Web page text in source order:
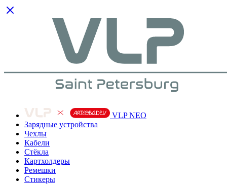
VLP NEO
Зарядные устройства
Чехлы
Кабели
Cтёкла
Картхолдеры
Ремешки
Стикеры